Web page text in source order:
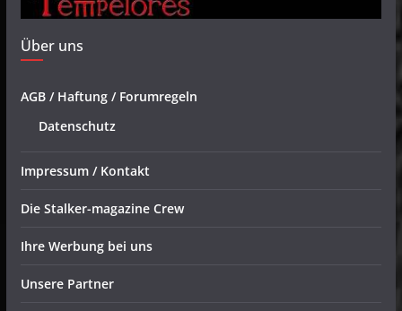
Über uns
AGB / Haftung / Forumregeln
Datenschutz
Impressum / Kontakt
Die Stalker-magazine Crew
Ihre Werbung bei uns
Unsere Partner